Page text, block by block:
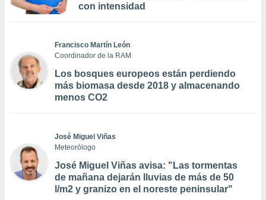
con intensidad
Francisco Martín León
Coordinador de la RAM
Los bosques europeos están perdiendo
más biomasa desde 2018 y almacenando
menos CO2
José Miguel Viñas
Meteorólogo
José Miguel Viñas avisa: "Las tormentas
de mañana dejarán lluvias de más de 50
l/m2 y granizo en el noreste peninsular"